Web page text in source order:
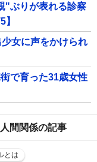
"ぶりが表れる診察
女に声をかけられ
で育った31歳女性
間関係の記事
とは